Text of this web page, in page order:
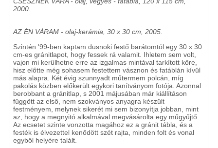
2000.
AZ ÉN VÁRAM - olaj-kerámia, 30 x 30 cm, 2005.
Szintén '99-ben kaptam dusnoki festő barátomtól egy 30 x 30
cm-es gránitlapot, hogy fessek rá valamit. Ihletem sem volt,
vajon mi kerülhetne erre az izgalmas mintával tarkított kőre,
hisz előtte még sohasem festettem vásznon és fatáblán kívül
más alapra. Két évig szunnyadt műtermem polcán, míg
pakolás közben előkerült egykori tanítványom fotója. Azonnal
berobbant a gránitlap, s 2001 májusában már kiállításon
függött az első, nem szokványos anyagra készült
festményem, melynek sikerét mi sem bizonyítja jobban, mint
az, hogy a megnyitó alkalmával megvásárolta egy műgyűjtő.
Az ecsetet szinte vonzotta magához ez a gránit tábla, és a
festék is élvezettel kenődött szét rajta, minden folt és vonal
egyből helyére talált.